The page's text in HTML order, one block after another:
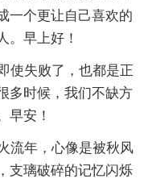
一个更让自己喜欢的
。早上好！
使失败了，也都是正
多时候，我们不缺方
早安！
流年，心像是被秋风
支璃破碎的记忆闪烁